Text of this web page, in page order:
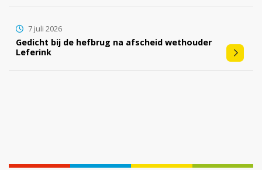
Gedicht bij de hefbrug na afscheid wethouder
Leferink
7 juli 2026